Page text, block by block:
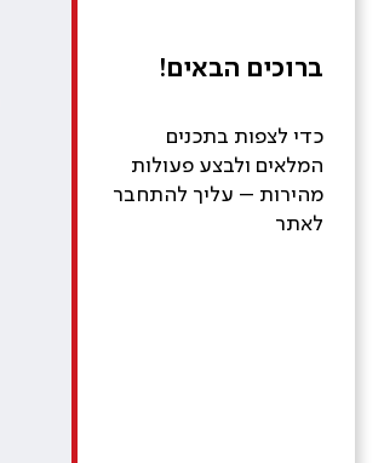
ברוכים הבאים!
כדי לצפות בתכנים
המלאים ולבצע פעולות
מהירות – עליך להתחבר
לאתר